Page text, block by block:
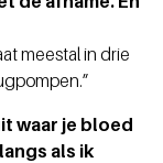
meestal in drie
waar je bloed
als ik